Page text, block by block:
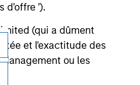
d'offre ').
(qui a dûment
et l'exactitude des
ou les